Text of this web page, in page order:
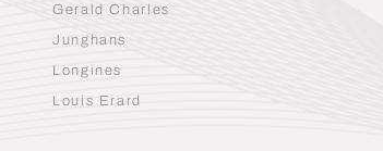
Gerald Charles
Junghans
Longines
Louis Erard